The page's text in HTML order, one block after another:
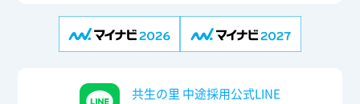
共生の里 中途採用公式LINE